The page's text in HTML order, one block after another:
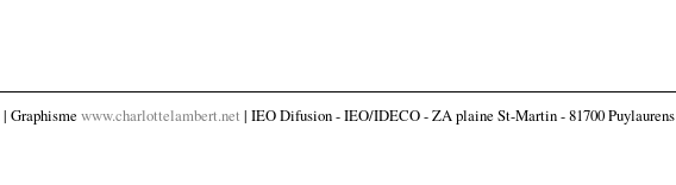
| Graphisme www.charlottelambert.net | IEO Difusion - IEO/IDECO - ZA plaine St-Martin - 81700 Puylaurens